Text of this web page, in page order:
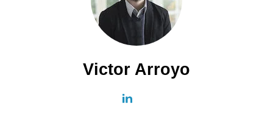
Victor Arroyo